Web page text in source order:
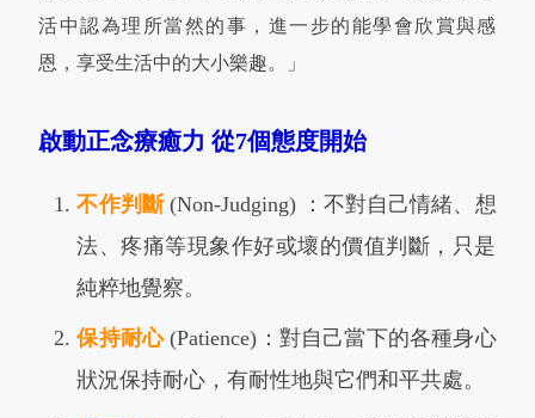
活中認為理所當然的事，進一步的能學會欣賞與感
恩，享受生活中的大小樂趣。」
啟動正念療癒力 從7個態度開始
不作判斷 (Non-Judging) ：不對自己情緒、想
法、疼痛等現象作好或壞的價值判斷，只是
純粹地覺察。
保持耐心(Patience)：對自己當下的各種身心
狀況保持耐心，有耐性地與它們和平共處。